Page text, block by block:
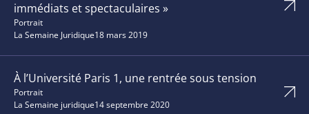
immédiats et spectaculaires »
Portrait
La Semaine Juridique18 mars 2019
À l’Université Paris 1, une rentrée sous tension
Portrait
La Semaine juridique14 septembre 2020